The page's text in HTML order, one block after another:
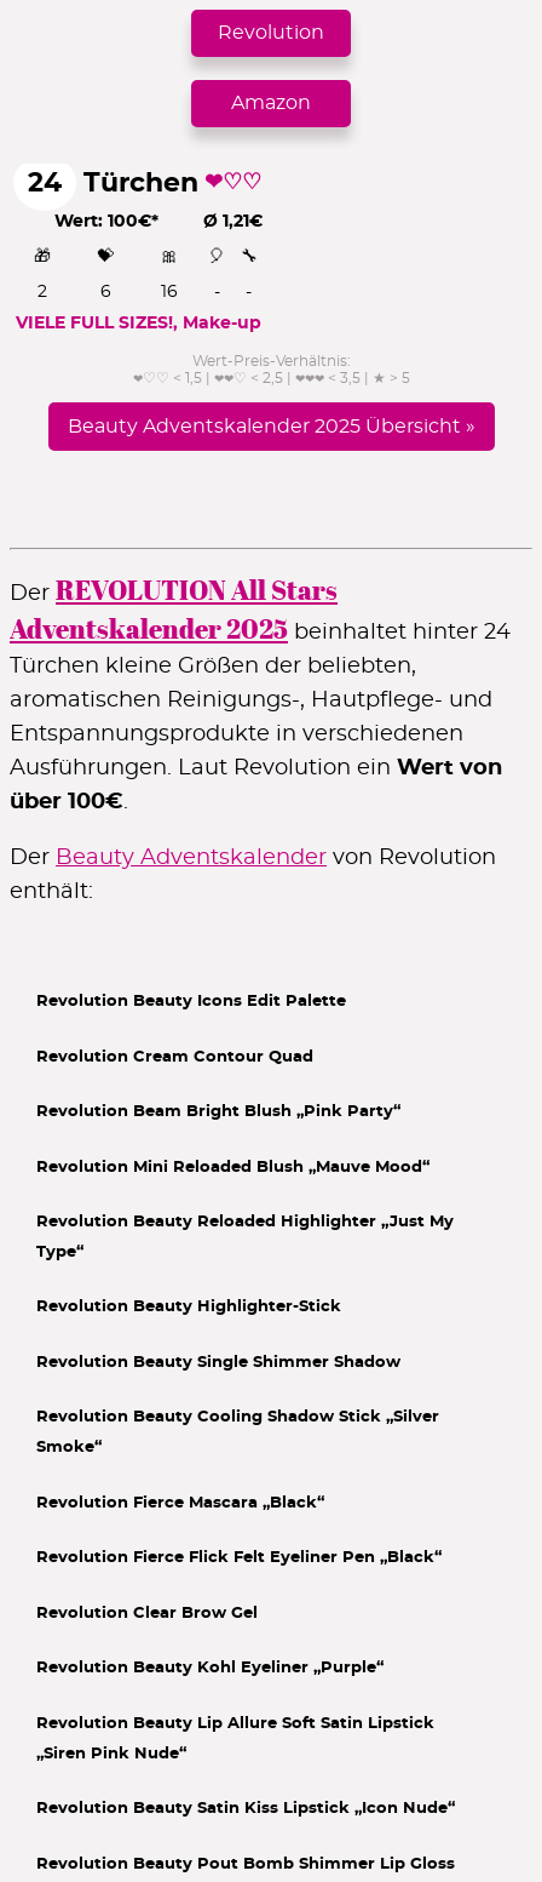
Revolution
Amazon
24 Türchen ❤♡♡
Wert: 100€* Ø 1,21€
🎁 💝 🎀 🎈 🔧
2 6 16 -
-
VIELE FULL SIZES!, Make-up
Wert-Preis-Verhältnis:
❤♡♡ < 1,5 | ❤❤♡ < 2,5 | ❤❤❤< 3,5 | ★ > 5
Beauty Adventskalender 2025 Übersicht »
Der REVOLUTION All Stars
Adventskalender 2025 beinhaltet hinter 24
Türchen kleine Größen der beliebten,
aromatischen Reinigungs-, Hautpflege- und
Entspannungsprodukte in verschiedenen
Ausführungen. Laut Revolution ein Wert von
über 100€.
Der Beauty Adventskalender von Revolution
enthält:
Revolution Beauty Icons Edit Palette
Revolution Cream Contour Quad
Revolution Beam Bright Blush „Pink Party“
Revolution Mini Reloaded Blush „Mauve Mood“
Revolution Beauty Reloaded Highlighter „Just My
Type“
Revolution Beauty Highlighter-Stick
Revolution Beauty Single Shimmer Shadow
Revolution Beauty Cooling Shadow Stick „Silver
Smoke“
Revolution Fierce Mascara „Black“
Revolution Fierce Flick Felt Eyeliner Pen „Black“
Revolution Clear Brow Gel
Revolution Beauty Kohl Eyeliner „Purple“
Revolution Beauty Lip Allure Soft Satin Lipstick
„Siren Pink Nude“
Revolution Beauty Satin Kiss Lipstick „Icon Nude“
Revolution Beauty Pout Bomb Shimmer Lip Gloss